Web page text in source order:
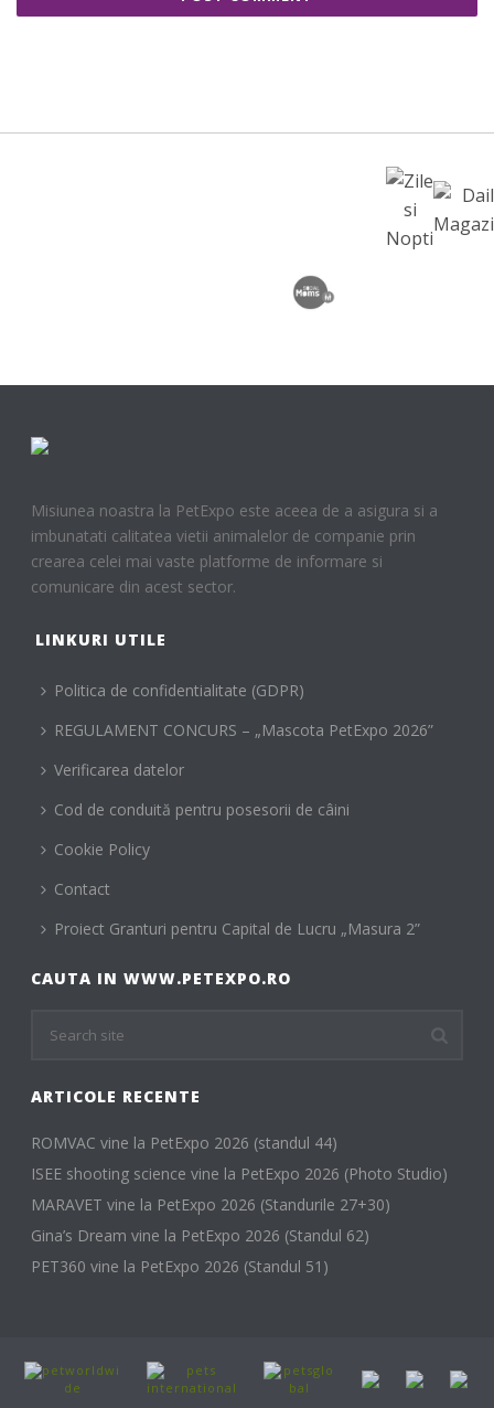
Misiunea noastra la PetExpo este aceea de a asigura si a
imbunatati calitatea vietii animalelor de companie prin
crearea celei mai vaste platforme de informare si
comunicare din acest sector.
LINKURI UTILE
Politica de confidentialitate (GDPR)
REGULAMENT CONCURS – „Mascota PetExpo 2026”
Verificarea datelor
Cod de conduită pentru posesorii de câini
Cookie Policy
Contact
Proiect Granturi pentru Capital de Lucru „Masura 2”
CAUTA IN WWW.PETEXPO.RO
ARTICOLE RECENTE
ROMVAC vine la PetExpo 2026 (standul 44)
ISEE shooting science vine la PetExpo 2026 (Photo Studio)
MARAVET vine la PetExpo 2026 (Standurile 27+30)
Gina’s Dream vine la PetExpo 2026 (Standul 62)
PET360 vine la PetExpo 2026 (Standul 51)